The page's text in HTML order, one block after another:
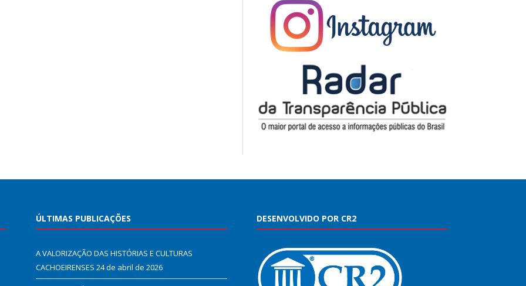
ÚLTIMAS PUBLICAÇÕES
A VALORIZAÇÃO DAS HISTÓRIAS E CULTURAS
CACHOEIRENSES 24 de abril de 2026
DESENVOLVIDO POR CR2